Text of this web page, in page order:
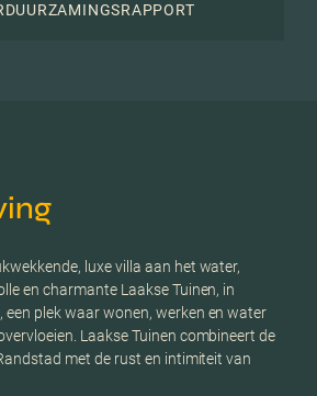
luxe villa aan het water,
en charmante Laakse Tuinen, in
plek waar wonen, werken en water
Laakse Tuinen combineert de
met de rust en intimiteit van